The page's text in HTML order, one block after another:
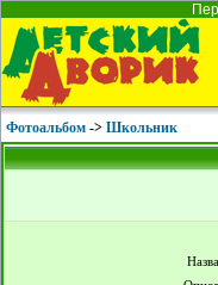
Фотоальбом -> Школьник